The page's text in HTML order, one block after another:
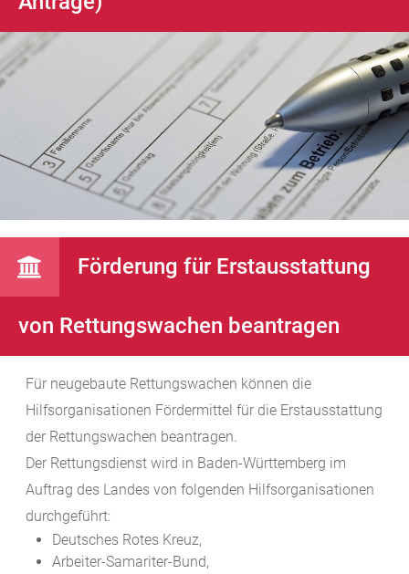
Förderung für Erstausstattung
von Rettungswachen beantragen
Für neugebaute Rettungswachen können die
Hilfsorganisationen Fördermittel für die Erstausstattung
der Rettungswachen beantragen.
Der Rettungsdienst wird in Baden-Württemberg im
Auftrag des Landes von folgenden Hilfsorganisationen
durchgeführt:
Deutsches Rotes Kreuz,
Arbeiter-Samariter-Bund,